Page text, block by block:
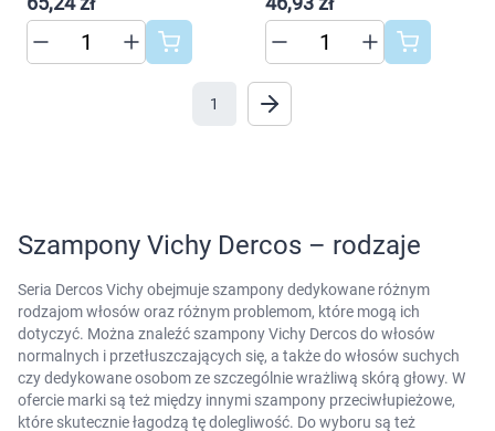
1
Szampony Vichy Dercos – rodzaje
Seria Dercos Vichy obejmuje szampony dedykowane różnym
rodzajom włosów oraz różnym problemom, które mogą ich
dotyczyć. Można znaleźć szampony Vichy Dercos do włosów
normalnych i przetłuszczających się, a także do włosów suchych
czy dedykowane osobom ze szczególnie wrażliwą skórą głowy. W
ofercie marki są też między innymi szampony przeciwłupieżowe,
które skutecznie łagodzą tę dolegliwość. Do wyboru są też